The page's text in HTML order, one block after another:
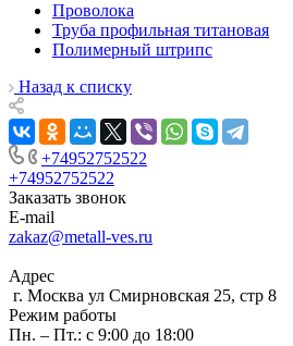
Проволока
Труба профильная титановая
Полимерный штрипс
Назад к списку
+74952752522
+74952752522
Заказать звонок
E-mail
zakaz@metall-ves.ru
Адрес
г. Москва ул Смирновская 25, стр 8
Режим работы
Пн. – Пт.: с 9:00 до 18:00